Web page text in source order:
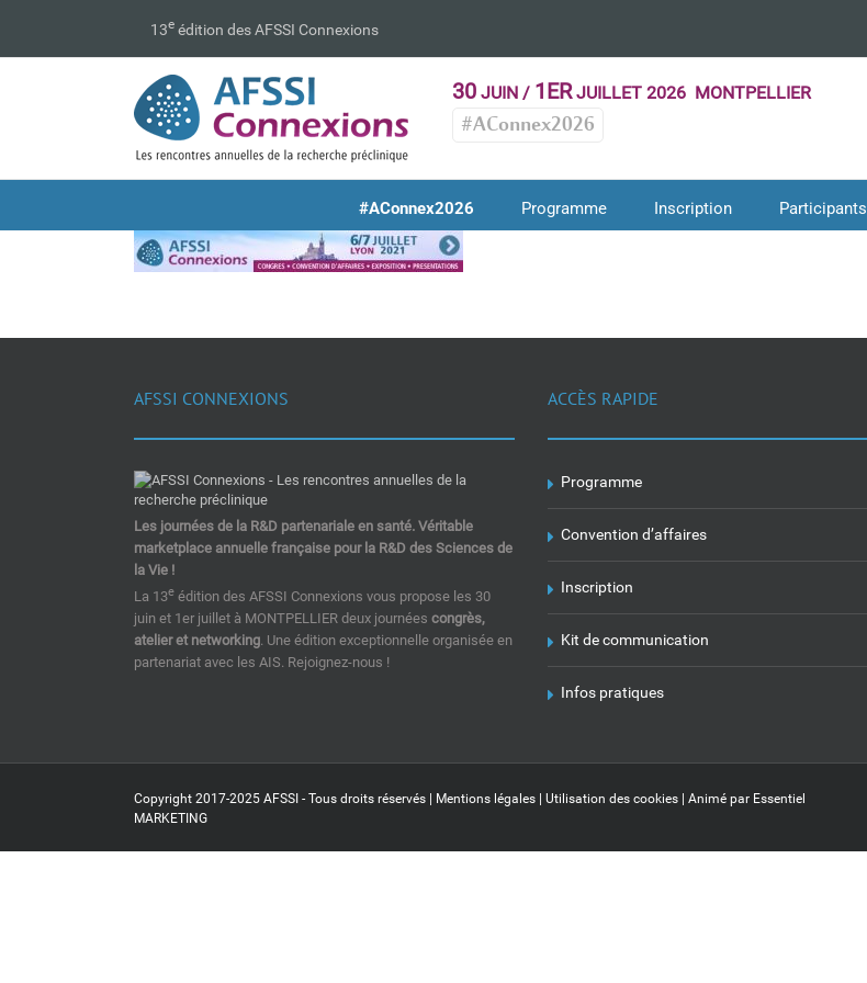
13e édition des AFSSI Connexions
30 JUIN / 1ERJUILLET 2026 MONTPELLIER
#AConnex2026
#AConnex2026 Programme Inscription Participants
AFSSI CONNEXIONS
Les journées de la R&D partenariale en santé. Véritable
marketplace annuelle française pour la R&D des Sciences de
la Vie !
La 13e édition des AFSSI Connexions vous propose les 30
juin et 1er juillet à MONTPELLIER deux journées congrès,
atelier et networking. Une édition exceptionnelle organisée en
partenariat avec les AIS. Rejoignez-nous !
ACCÈS RAPIDE
Programme
Convention d’affaires
Inscription
Kit de communication
Infos pratiques
Copyright 2017-2025 AFSSI - Tous droits réservés | Mentions légales | Utilisation des cookies | Animé par Essentiel
MARKETING